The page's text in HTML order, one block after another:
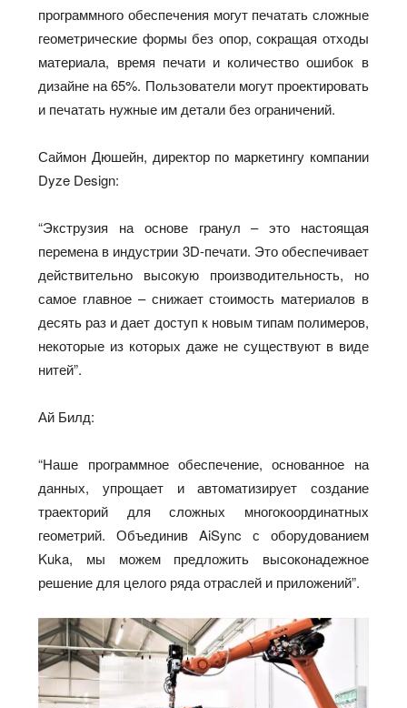
программного обеспечения могут печатать сложные
геометрические формы без опор, сокращая отходы
материала, время печати и количество ошибок в
дизайне на 65%. Пользователи могут проектировать
и печатать нужные им детали без ограничений.
Саймон Дюшейн, директор по маркетингу компании
Dyze Design:
“Экструзия на основе гранул – это настоящая
перемена в индустрии 3D-печати. Это обеспечивает
действительно высокую производительность, но
самое главное – снижает стоимость материалов в
десять раз и дает доступ к новым типам полимеров,
некоторые из которых даже не существуют в виде
нитей”.
Ай Билд:
“Наше программное обеспечение, основанное на
данных, упрощает и автоматизирует создание
траекторий для сложных многокоординатных
геометрий. Объединив AiSync с оборудованием
Kuka, мы можем предложить высоконадежное
решение для целого ряда отраслей и приложений”.